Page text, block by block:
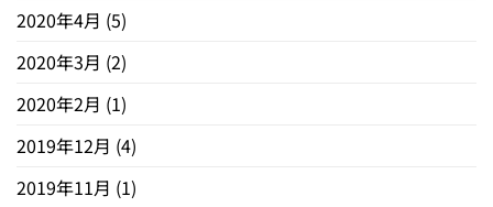
2020年4月 (5)
2020年3月 (2)
2020年2月 (1)
2019年12月 (4)
2019年11月 (1)